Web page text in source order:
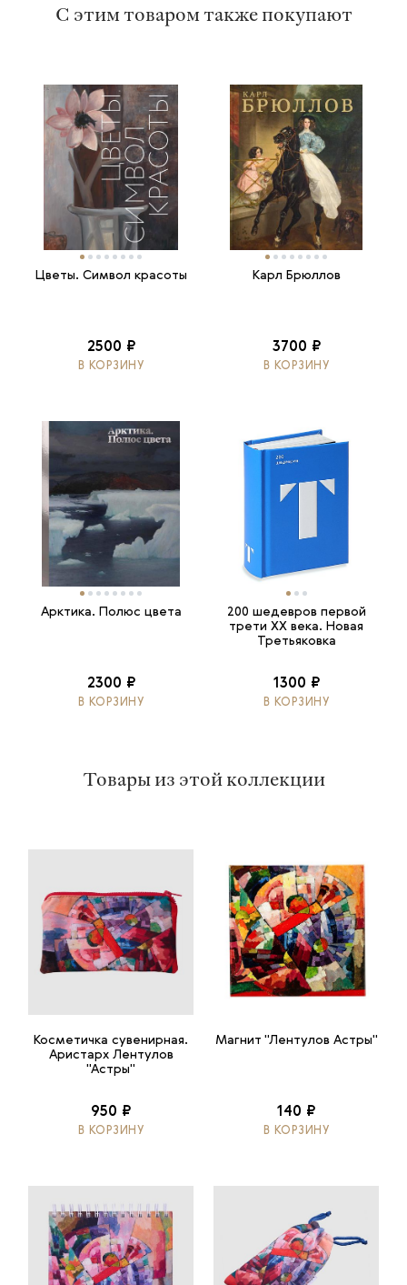
С этим товаром также покупают
Цветы. Символ красоты
2500 ₽
В КОРЗИНУ
Карл Брюллов
3700 ₽
В КОРЗИНУ
Арктика. Полюс цвета
2300 ₽
В КОРЗИНУ
200 шедевров первой
трети ХХ века. Новая
Третьяковка
1300 ₽
В КОРЗИНУ
Товары из этой коллекции
Косметичка сувенирная.
Аристарх Лентулов
"Астры"
950 ₽
В КОРЗИНУ
Магнит "Лентулов Астры"
140 ₽
В КОРЗИНУ